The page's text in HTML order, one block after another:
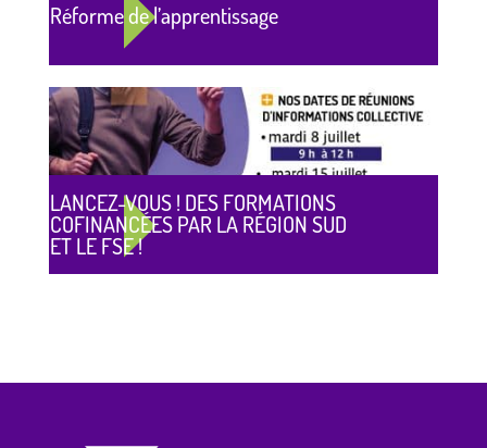
Réforme de l’apprentissage
LANCEZ-VOUS ! DES FORMATIONS
COFINANCÉES PAR LA RÉGION SUD
ET LE FSE !